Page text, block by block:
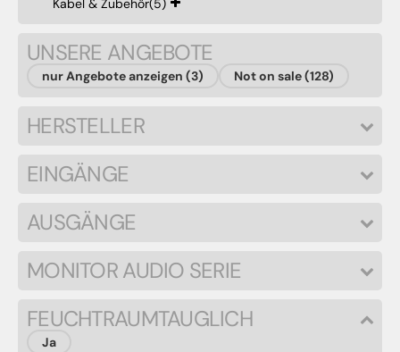
Kabel & Zubehör(5)
UNSERE ANGEBOTE
nur Angebote anzeigen (3) Not on sale (128)
HERSTELLER
EINGÄNGE
AUSGÄNGE
MONITOR AUDIO SERIE
FEUCHTRAUMTAUGLICH
Ja